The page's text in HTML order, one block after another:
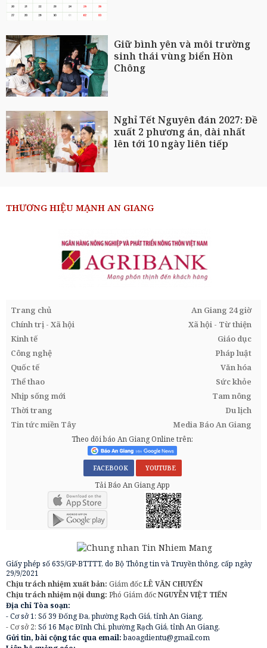
Giữ bình yên và môi trường
sinh thái vùng biển Hòn
Chông
Nghỉ Tết Nguyên đán 2027: Đề
xuất 2 phương án, dài nhất
lên tới 10 ngày liên tiếp
THƯƠNG HIỆU MẠNH AN GIANG
Trang chủ
An Giang 24 giờ
Chính trị - Xã hội
Xã hội - Từ thiện
Kinh tế
Giáo dục
Công nghệ
Pháp luật
Quốc tế
Văn hóa
Thể thao
Sức khỏe
Nhịp sống mới
Tam nông
Thời trang
Du lịch
Tin tức miền Tây
Media Báo An Giang
Theo dõi báo An Giang Online trên:
FACEBOOK YOUTUBE
Tải Báo An Giang App
Giấy phép số 635/GP-BTTTT, do Bộ Thông tin và Truyền thông, cấp ngày
29/9/2021
Chịu trách nhiệm xuất bản: Giám đốcLÊ VĂN CHUYỂN
Chịu trách nhiệm nội dung: Phó Giám đốcNGUYỄN VIỆT TIẾN
Địa chỉ Tòa soạn:
- Cơ sở 1: Số 39 Đống Đa, phường Rạch Giá, tỉnh An Giang.
- Cơ sở 2: Số 16 Mạc Đĩnh Chi, phường Rạch Giá, tỉnh An Giang.
Gửi tin, bài cộng tác qua email:baoagdientu@gmail.com